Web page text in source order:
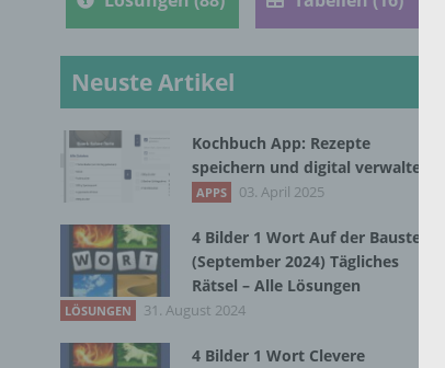
Neuste Artikel
Kochbuch App: Rezepte
speichern und digital verwalten
APPS 03. April 2025
4 Bilder 1 Wort Auf der Baustelle
(September 2024) Tägliches
Rätsel – Alle Lösungen
LÖSUNGEN 31. August 2024
4 Bilder 1 Wort Clevere